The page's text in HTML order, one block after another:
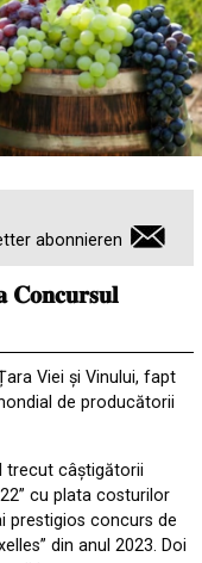
abonnieren
𝐂𝐨𝐧𝐜𝐮𝐫𝐬𝐮𝐥
Viei și Vinului, fapt
de producătorii
trecut câștigătorii
cu plata costurilor
prestigios concurs de
din anul 2023. Doi